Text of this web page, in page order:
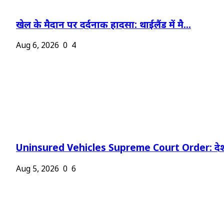
खेल के मैदान पर दर्दनाक हादसा: थाईलैंड में मै...
Aug 6, 2026 0 4
Uninsured Vehicles Supreme Court Order:
Aug 5, 2026 0 6